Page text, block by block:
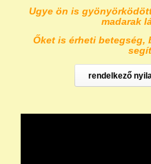
Ugye ön is
madarak
Őket is érheti betegség,
rendelkező